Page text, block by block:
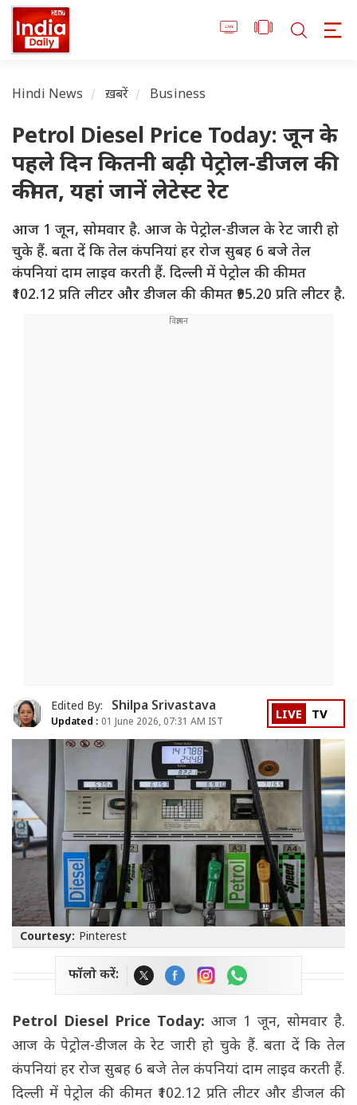
Hindi News ख़बरें Business
Petrol Diesel Price Today: जून के
पहले दिन कितनी बढ़ी पेट्रोल-डीजल की
कीमत, यहां जानें लेटेस्ट रेट
आज 1 जून, सोमवार है. आज के पेट्रोल-डीजल के रेट जारी हो
चुके हैं. बता दें कि तेल कंपनियां हर रोज सुबह 6 बजे तेल
कंपनियां दाम लाइव करती हैं. दिल्ली में पेट्रोल की कीमत
₹102.12 प्रति लीटर और डीजल की कीमत ₹95.20 प्रति लीटर है.
Edited By: Shilpa Srivastava
Updated : 01 June 2026, 07:31 AM IST LIVE TV
Courtesy: Pinterest
फॉलो करें:
Petrol Diesel Price Today: आज 1 जून, सोमवार है.
आज के पेट्रोल-डीजल के रेट जारी हो चुके हैं. बता दें कि तेल
कंपनियां हर रोज सुबह 6 बजे तेल कंपनियां दाम लाइव करती हैं.
दिल्ली में पेट्रोल की कीमत ₹102.12 प्रति लीटर और डीजल की